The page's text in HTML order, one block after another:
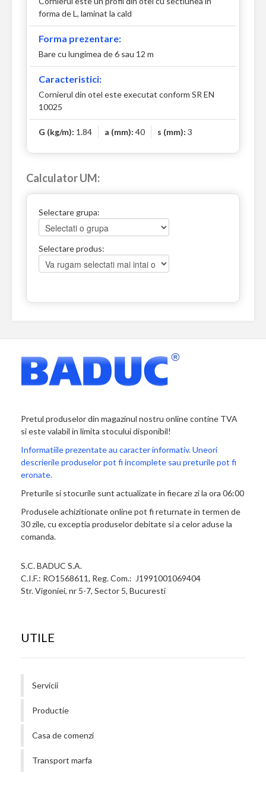
forma de L, laminat la cald
Forma prezentare:
Bare cu lungimea de 6 sau 12 m
Caracteristici:
Cornierul din otel este executat conform SR EN
10025
G (kg/m): 1.84 a (mm): 40 s (mm): 3
Calculator UM:
Selectare grupa:
Selectare produs:
Pretul produselor din magazinul nostru online contine TVA
si este valabil in limita stocului disponibil!
Informatiile prezentate au caracter informativ. Uneori
descrierile produselor pot fi incomplete sau preturile pot fi
eronate.
Preturile si stocurile sunt actualizate in fiecare zi la ora 06:00
Produsele achizitionate online pot fi returnate in termen de
30 zile, cu exceptia produselor debitate si a celor aduse la
comanda.
S.C. BADUC S.A.
C.I.F.: RO1568611, Reg. Com.: J1991001069404
Str. Vigoniei, nr 5-7, Sector 5, Bucuresti
UTILE
Servicii
Productie
Casa de comenzi
Transport marfa